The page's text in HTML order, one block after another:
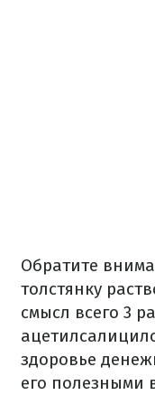
Обратите
толстянку
смысл всего 3
здоровье
его полезными